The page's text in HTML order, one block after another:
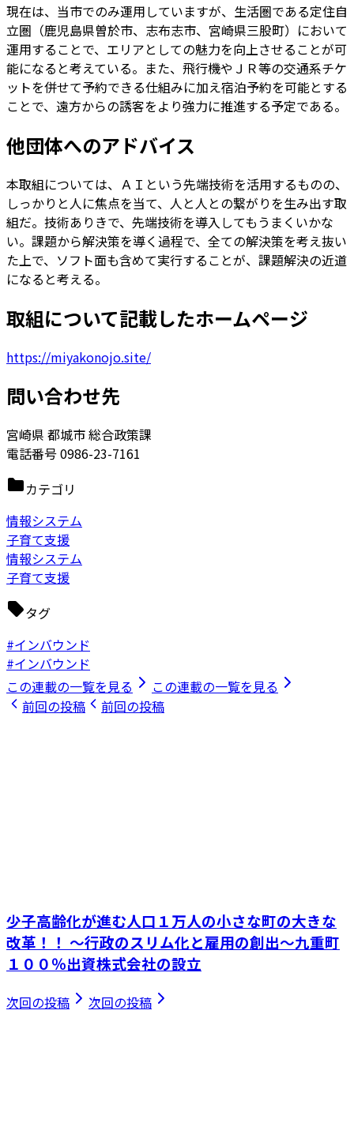
現在は、当市でのみ運用していますが、生活圏である定住自
立圏（鹿児島県曽於市、志布志市、宮崎県三股町）において
運用することで、エリアとしての魅力を向上させることが可
能になると考えている。また、飛行機やＪＲ等の交通系チケ
ットを併せて予約できる仕組みに加え宿泊予約を可能とする
ことで、遠方からの誘客をより強力に推進する予定である。
他団体へのアドバイス
本取組については、ＡＩという先端技術を活用するものの、
しっかりと人に焦点を当て、人と人との繋がりを生み出す取
組だ。技術ありきで、先端技術を導入してもうまくいかな
い。課題から解決策を導く過程で、全ての解決策を考え抜い
た上で、ソフト面も含めて実行することが、課題解決の近道
になると考える。
取組について記載したホームページ
https://miyakonojo.site/
問い合わせ先
宮崎県 都城市 総合政策課
電話番号 0986-23-7161
カテゴリ
情報システム
子育て支援
情報システム
子育て支援
タグ
#インバウンド
#インバウンド
この連載の一覧を見る
この連載の一覧を見る
前回の投稿
前回の投稿
少子高齢化が進む人口１万人の小さな町の大きな
改革！！ ～行政のスリム化と雇用の創出～九重町
１００％出資株式会社の設立
次回の投稿 次回の投稿